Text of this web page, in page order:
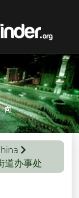
向
道办事处